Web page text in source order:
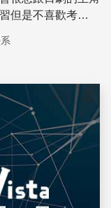
但是不喜歡考
儲存